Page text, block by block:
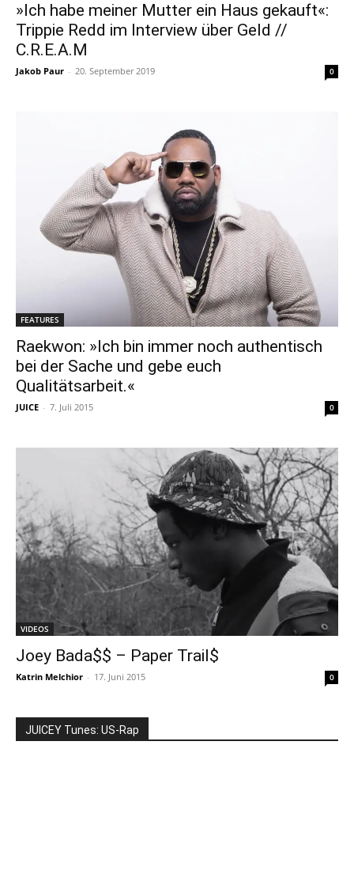
»Ich habe meiner Mutter ein Haus gekauft«:
Trippie Redd im Interview über Geld //
C.R.E.A.M
Jakob Paur - 20. September 2019 0
FEATURES
Raekwon: »Ich bin immer noch authentisch
bei der Sache und gebe euch
Qualitätsarbeit.«
JUICE - 7. Juli 2015 0
VIDEOS
Joey Bada$$ – Paper Trail$
Katrin Melchior - 17. Juni 2015 0
JUICEY Tunes: US-Rap